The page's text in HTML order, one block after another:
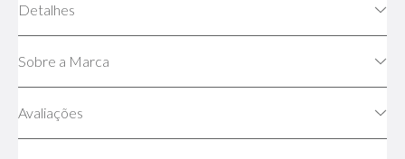
Detalhes
Sobre a Marca
Avaliações